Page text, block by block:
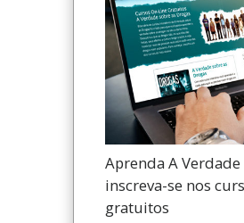
Aprenda A
inscreva-se nos
gratuitos